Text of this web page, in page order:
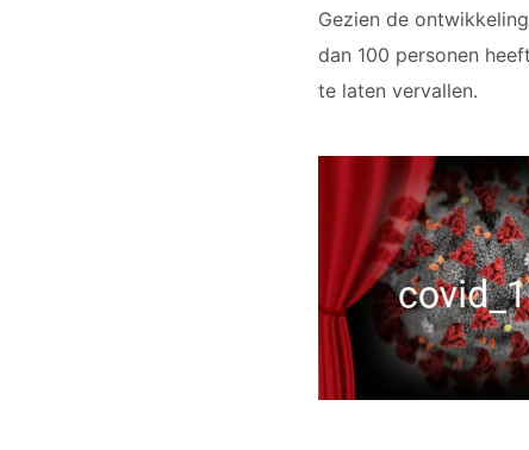
Gezien de
dan 100 personen
te laten vervallen.